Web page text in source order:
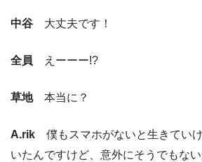
中谷 大丈夫です！
全員 えーーー!?
草地本当に？
A.rik 僕もスマホがないと生きてい
いたんですけど、意外にそうでもな